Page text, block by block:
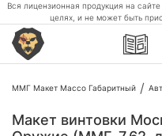
Вся лицензионная продукция на
целях, и не может быть
ММГ Макет Массо Габаритный
Макет винтовки